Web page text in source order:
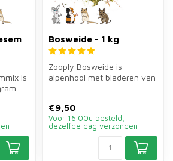
is
Bosweide - 1 kg
Zooply Bosweide is
alpenhooi met bladeren van
€9,50
Voor 16.00u besteld,
dezelfde dag verzonden